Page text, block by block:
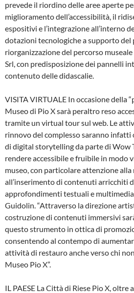
prevede il riordino delle aree aperte
miglioramento dell’accessibilità, il
espositivi e l’integrazione all’interno
dotazioni tecnologiche a supporto del
riorganizzazione del percorso
Srl, con predisposizione dei pannelli
contenuto delle didascalie.
VISITA VIRTUALE In occasione della
Museo di Pio X sarà peraltro reso
tramite un virtual tour sul web. Le
rinnovo del complesso saranno
di digital storytelling da parte di Wow
rendere accessibile e fruibile in modo
museo, con particolare attenzione
all’inserimento di contenuti arricchiti
approfondimenti testuali e
Guidolin. “Attraverso la direzione
costruzione di contenuti immersivi
questo strumento in ottica di
consentendo al contempo di
attività di restauro anche verso chi
Museo Pio X”.
IL PAESE La Città di Riese Pio X, oltre